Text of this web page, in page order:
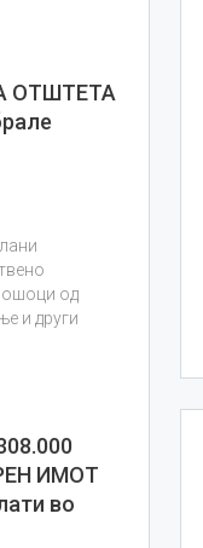
ОТШТЕТА
од
и други
ИМОТ
во